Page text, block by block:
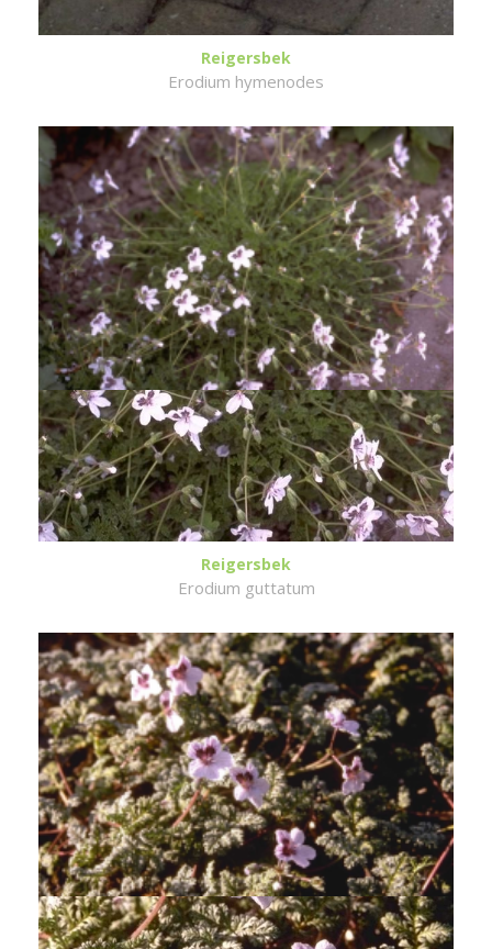
Reigersbek
Erodium hymenodes
Reigersbek
Erodium guttatum